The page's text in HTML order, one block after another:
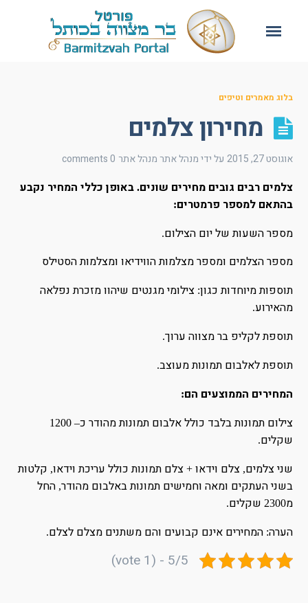
בלוג מאמרים וטיפים
מחירון צלמים
אוגוסט 27, 2015 על ידי מנהל אתרמנהל אתר 0 comments
צלמים רבים גובים מחירים שונים.באופן כללי המחיר נקבע
בהתאם למספר פרמטרים:
מספר השעות של יום הצילום.
מספר הצלמים ומספר מצלמות הווידיאו ומצלמות הסטילס
תוספות מיוחדות כגון:צילומי מגנטים שיהוו מזכרת נפלאה
מהאירוע.
תוספת לקליפ בר מצווה ערוך.
תוספת לאלבום תמונות מעוצב.
המחירים הממוצעים הם:
צילום תמונות בלבד כולל אלבום תמונות מהודר כ– 1200
שקלים.
שני צלמים,צלם וידאו+צלם תמונות כולל עריכת וידאו,קלטות
בשני העתקים ומאה וחמישים תמונות באלבום מהודר,החל
מ2300 שקלים.
הערה:המחירים אינם קבועים והם משתנים מצלם לצלם.
5/5 - (1 vote)